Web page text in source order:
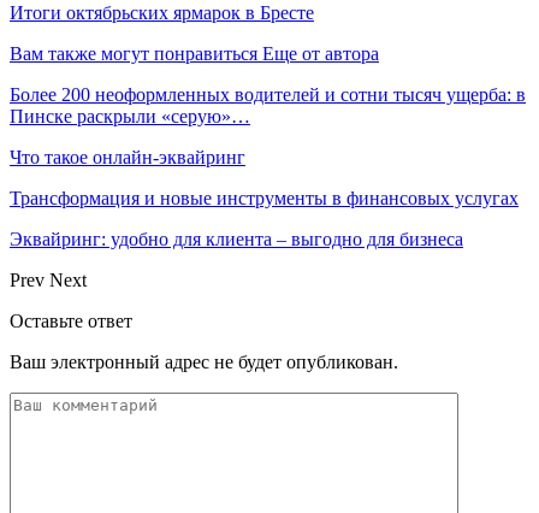
Итоги октябрьских ярмарок в Бресте
Вам также могут понравиться Еще от автора
Более 200 неоформленных водителей и сотни тысяч ущерба: в
Пинске раскрыли «серую»…
Что такое онлайн-эквайринг
Трансформация и новые инструменты в финансовых услугах
Эквайринг: удобно для клиента – выгодно для бизнеса
Prev Next
Оставьте ответ
Ваш электронный адрес не будет опубликован.